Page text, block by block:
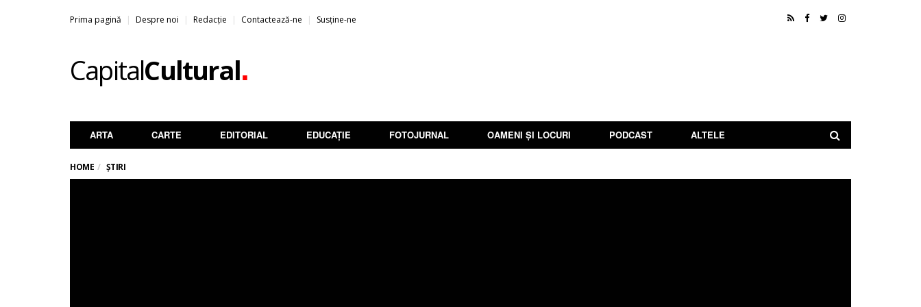
Prima pagină Despre noi Redacție Contactează-ne Susține-ne
CapitalCultural.
ARTA CARTE EDITORIAL EDUCAȚIE FOTOJURNAL OAMENI ȘI LOCURI PODCAST ALTELE
HOME ȘTIRI